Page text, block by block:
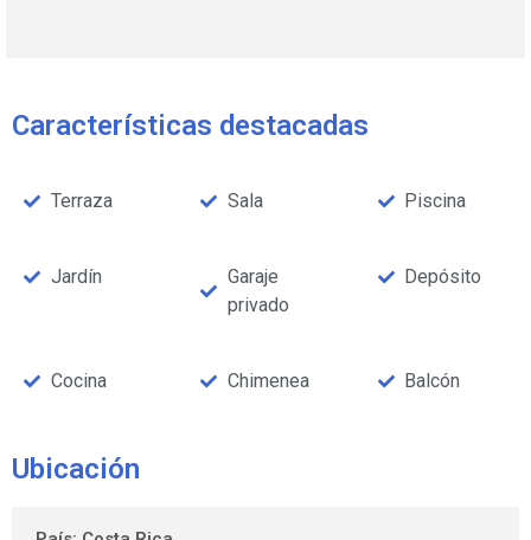
Características destacadas
Terraza Sala Piscina
Jardín
Garaje
privado
Depósito
Cocina Chimenea Balcón
Ubicación